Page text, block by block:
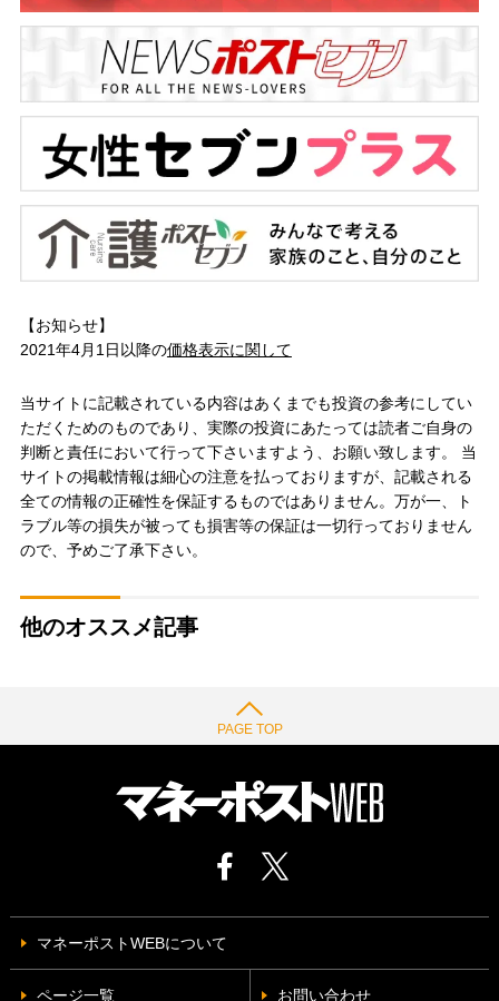
【お知らせ】
2021年4月1日以降の価格表示に関して
当サイトに記載されている内容はあくまでも投資の参考にしてい
ただくためのものであり、実際の投資にあたっては読者ご自身の
判断と責任において行って下さいますよう、お願い致します。 当
サイトの掲載情報は細心の注意を払っておりますが、記載される
全ての情報の正確性を保証するものではありません。万が一、ト
ラブル等の損失が被っても損害等の保証は一切行っておりません
ので、予めご了承下さい。
他のオススメ記事
PAGE TOP
マネーポストWEBについて
ページ一覧 お問い合わせ